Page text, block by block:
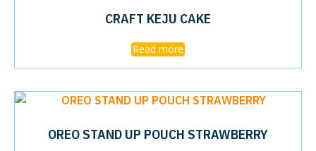
CRAFT KEJU CAKE
Read more
OREO STAND UP POUCH STRAWBERRY